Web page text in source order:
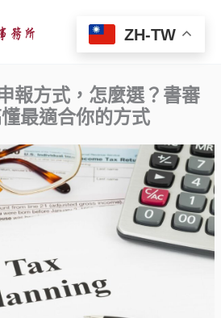
報方式，怎麼選？書審
最適合你的方式
ZH-TW